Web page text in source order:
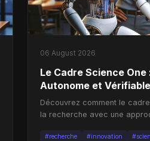
06 August 2026
Le Cadre Science
Autonome et
Découvrez comment le
la recherche avec une
#recherche #innovation